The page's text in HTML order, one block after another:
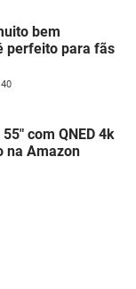
bem
perfeito para fãs
com QNED 4k
na Amazon